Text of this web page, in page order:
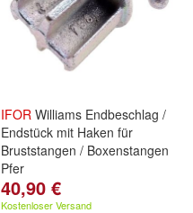
IFOR Williams Endbeschlag /
Endstück mit Haken für
Bruststangen / Boxenstangen
Pfer
40,90 €
Kostenloser Versand